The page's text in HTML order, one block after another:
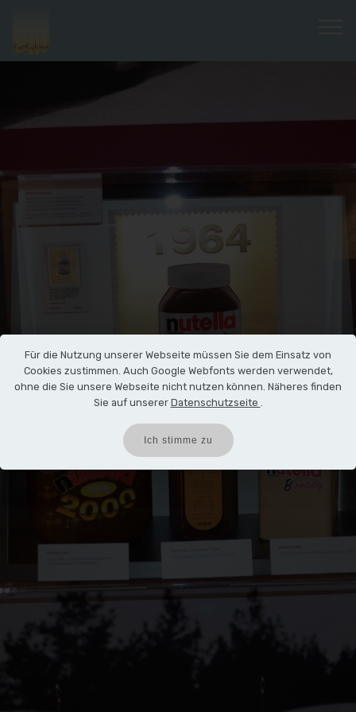
Für die Nutzung unserer Webseite müssen Sie dem Einsatz von
Cookies zustimmen. Auch Google Webfonts werden verwendet,
ohne die Sie unsere Webseite nicht nutzen können. Näheres finden
Sie auf unserer Datenschutzseite .
Ich stimme zu